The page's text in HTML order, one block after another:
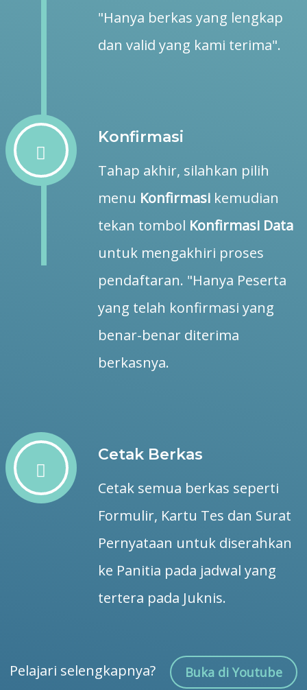
"Hanya berkas yang lengkap
dan valid yang kami terima".
Konfirmasi
Tahap akhir, silahkan pilih
menu Konfirmasikemudian
tekan tombol Konfirmasi Data
untuk mengakhiri proses
pendaftaran. "Hanya Peserta
yang telah konfirmasi yang
benar-benar diterima
berkasnya.
Cetak Berkas
Cetak semua berkas seperti
Formulir, Kartu Tes dan Surat
Pernyataan untuk diserahkan
ke Panitia pada jadwal yang
tertera pada Juknis.
Pelajari selengkapnya? Buka di Youtube